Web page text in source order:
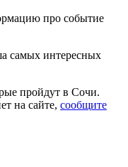
про событие
самых интересных
пройдут в Сочи.
на сайте, сообщите